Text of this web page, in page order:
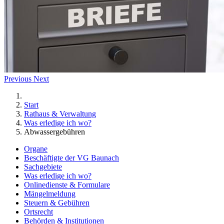
Previous Next
Start
Rathaus & Verwaltung
Was erledige ich wo?
Abwassergebühren
Organe
Beschäftigte der VG Baunach
Sachgebiete
Was erledige ich wo?
Onlinedienste & Formulare
Mängelmeldung
Steuern & Gebühren
Ortsrecht
Behörden & Institutionen